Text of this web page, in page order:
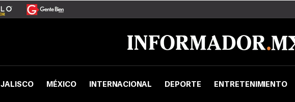
JALISCO MÉXICO INTERNACIONAL DEPORTE ENTRETENIMIENTO